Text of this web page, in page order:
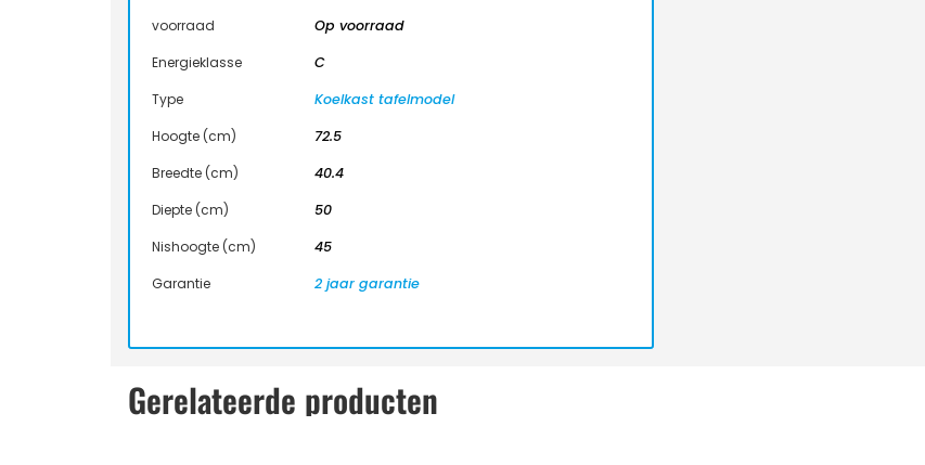
voorraad
Op voorraad
Energieklasse
C
Type
Koelkast tafelmodel
Hoogte (cm)
72.5
Breedte (cm)
40.4
Diepte (cm)
50
Nishoogte (cm)
45
Garantie
2 jaar garantie
Gerelateerde producten